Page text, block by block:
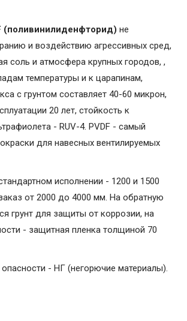
(поливинилиденфторид) не
и воздействию агрессивных сред,
соль и атмосфера крупных городов, ,
температуры и к царапинам,
с грунтом составляет 40-60 микрон,
20 лет, стойкость к
- RUV-4. PVDF - самый
для навесных вентилируемых
исполнении - 1200 и 1500
от 2000 до 4000 мм. На обратную
грунт для защиты от коррозии, на
- защитная пленка толщиной 70
- НГ (негорючие материалы).